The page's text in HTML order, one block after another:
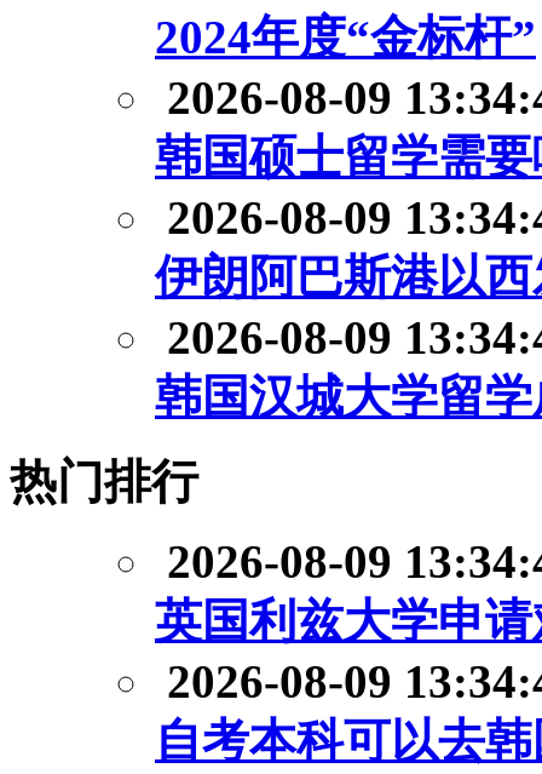
2024年度“金标杆”
2026-08-09
韩国硕士留学需
2026-08-09
伊朗阿巴斯港以
2026-08-09
韩国汉城大学留
热门排行
2026-08-09
英国利兹大学申
2026-08-09
自考本科可以去